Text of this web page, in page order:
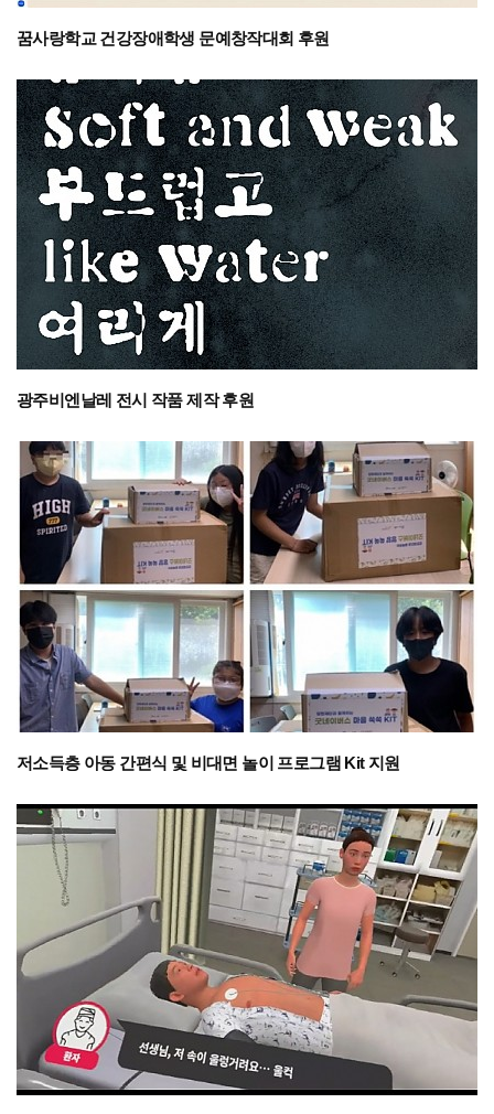
꿈사랑학교 건강장애학생 문예창작대회 후원
광주비엔날레 전시 작품 제작 후원
저소득층 아동 간편식 및 비대면 놀이 프로그램 Kit 지원